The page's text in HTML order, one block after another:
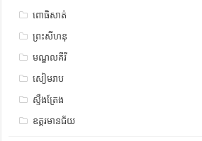
ពោធិសាត់
ព្រះសីហនុ
មណ្ឌលគីរី
សៀមរាប
ស្ទឹង​​ត្រែង
ឧត្ដរមានជ័យ